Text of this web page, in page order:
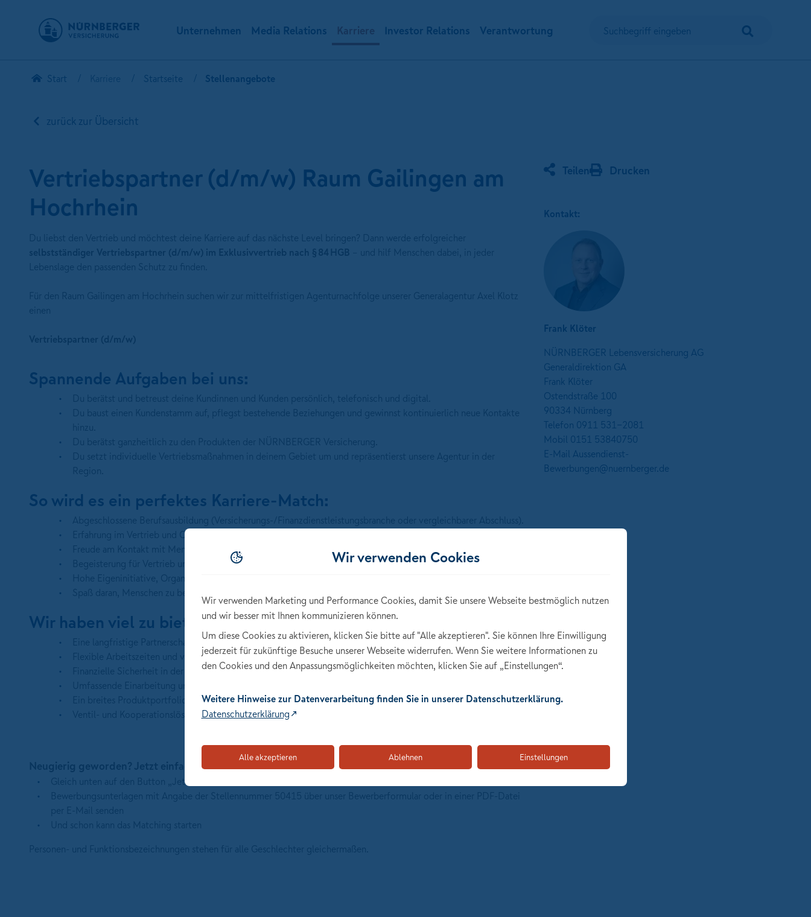
Unternehmen Media Relations Karriere Investor Relations Verantwortung Suchbegriff eingeben
Start Karriere Startseite Stellenangebote
zurück zur Übersicht
Vertriebspartner (d/m/w) Raum Gailingen am
Hochrhein
Spannende Aufgaben bei uns:
So wird es ein perfektes Karriere-Match:
Erfahrung im Vertrieb und Cross Selling.
Freude am Kontakt mit Menschen und ein echtes Kommunikationstalent.
Begeisterung für Vertrieb und Lust, Neues zu lernen.
Wir haben viel zu bieten:
Eine langfristige Partnerschaft mit einer starken Marke.
Flexible Arbeitszeiten und viel Raum für deine persönliche Tagesgestaltung.
Finanzielle Sicherheit in der Startphase sowie Planbarkeit deiner Einnahmen.
Ein breites Produktportfolio mit sehr guter Wettbewerbsposition.
Ventil- und Kooperationslösungen für Produkte anderer Anbieter möglich.
Neugierig geworden? Jetzt einfach ohne Anschreiben bewerben
Gleich unten auf den Button „Jetzt online bewerben“ klicken
Teilen Drucken
Kontakt:
Frank Klöter
NÜRNBERGER Lebensversicherung AG
Generaldirektion GA
Frank Klöter
Ostendstraße 100
90334 Nürnberg
Telefon 0911 531-2081
Mobil 0151 53840750
E-Mail Aussendienst-
Bewerbungen@nuernberger.de
Wir verwenden Cookies
Wir verwenden Marketing und Performance Cookies, damit Sie unsere Webseite bestmöglich nutzen
und wir besser mit Ihnen kommunizieren können.
Um diese Cookies zu aktivieren, klicken Sie bitte auf "Alle akzeptieren". Sie können Ihre Einwilligung
jederzeit für zukünftige Besuche unserer Webseite widerrufen. Wenn Sie weitere Informationen zu
den Cookies und den Anpassungsmöglichkeiten möchten, klicken Sie auf „Einstellungen“.
Weitere Hinweise zur Datenverarbeitung finden Sie in unserer Datenschutzerklärung.
Datenschutzerklärung
Alle akzeptieren Ablehnen Einstellungen